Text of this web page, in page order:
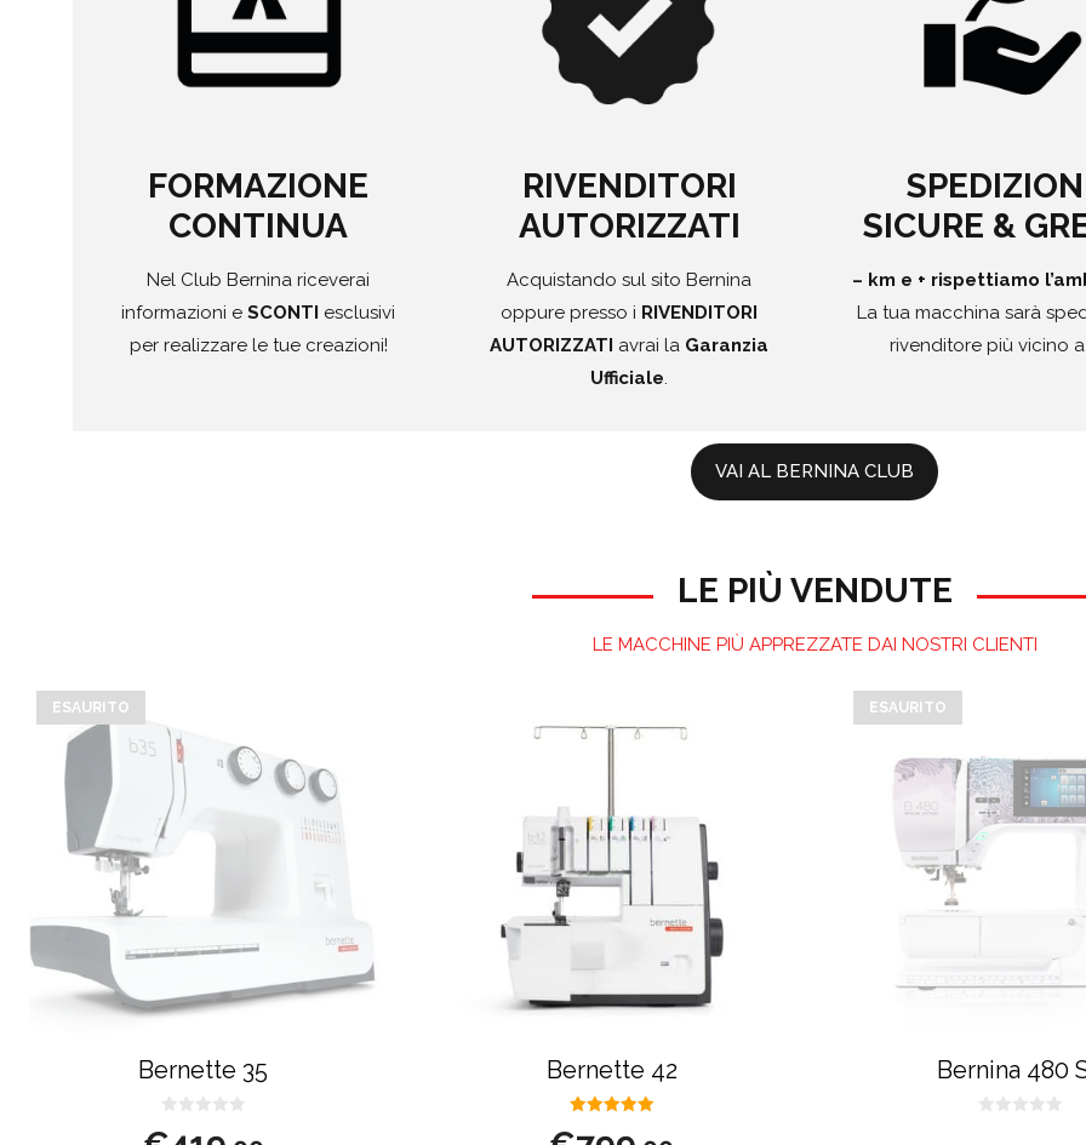
FORMAZIONE
CONTINUA
Nel Club Bernina riceverai
informazioni e SCONTI esclusivi
per realizzare le tue creazioni!
RIVENDITORI
AUTORIZZATI
Acquistando sul sito Bernina
oppure presso i RIVENDITORI
AUTORIZZATI avrai la Garanzia
Ufficiale.
SICURE &
– km e + rispettiamo
La tua macchina sarà
rivenditore più vicino
VAI AL BERNINA CLUB
LE PIÙ VENDUTE
LE MACCHINE PIÙ APPREZZATE DAI NOSTRI CLIENTI
ESAURITO
Bernette 35
s
Bernette 42
su 5
ESAURITO
Bernina 480